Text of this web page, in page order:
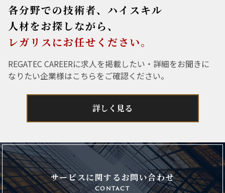
各分野での技術者、ハイスキル
人材をお探しながら、
レガリスにお任せください。
REGATEC CAREERに求人を掲載したい・詳細をお聞きに
なりたい企業様はこちらをご確認ください。
詳しく見る
サービスに関するお問い合わせ
contact